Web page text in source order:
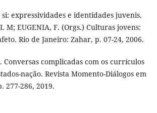
si: expressividades e identidades juvenis.
M; EUGENIA, F. (Orgs.) Culturas jovens:
Rio de Janeiro: Zahar, p. 07-24, 2006.
Conversas complicadas com os currículos
nação. Revista Momento-Diálogos em
277-286, 2019.